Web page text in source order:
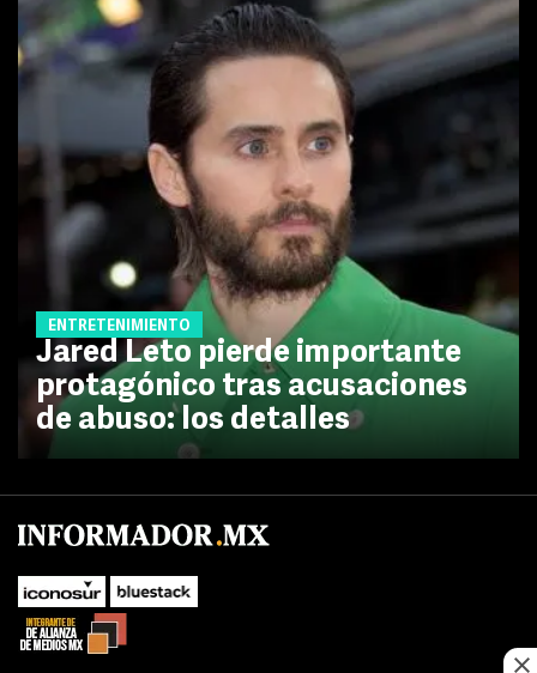
ENTRETENIMIENTO
Jared Leto pierde importante
protagónico tras acusaciones
de abuso: los detalles